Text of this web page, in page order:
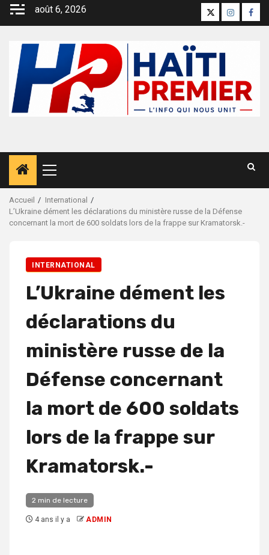
Aller
août 6, 2026 X Instagram
Menu
Accueil
International
L’Ukraine dément les déclarations du ministère russe de la Défense
concernant la mort de 600 soldats lors de la frappe sur Kramatorsk.-
INTERNATIONAL
L’Ukraine dément les
déclarations du
ministère russe de la
Défense concernant
la mort de 600 soldats
lors de la frappe sur
Kramatorsk.-
2 min de lecture
4 ans il y a ADMIN